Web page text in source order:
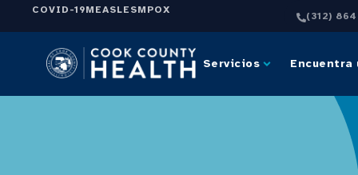
COVID-19MEASLESMPOX
(312)
Servicios Encuentra